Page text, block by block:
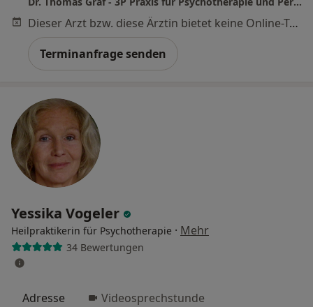
Dieser Arzt bzw. diese Ärztin bietet keine Online-Terminbuchung an diesem Standort an.
Terminanfrage senden
Yessika Vogeler
Heilpraktikerin für Psychotherapie · Mehr
34 Bewertungen
Adresse Videosprechstunde